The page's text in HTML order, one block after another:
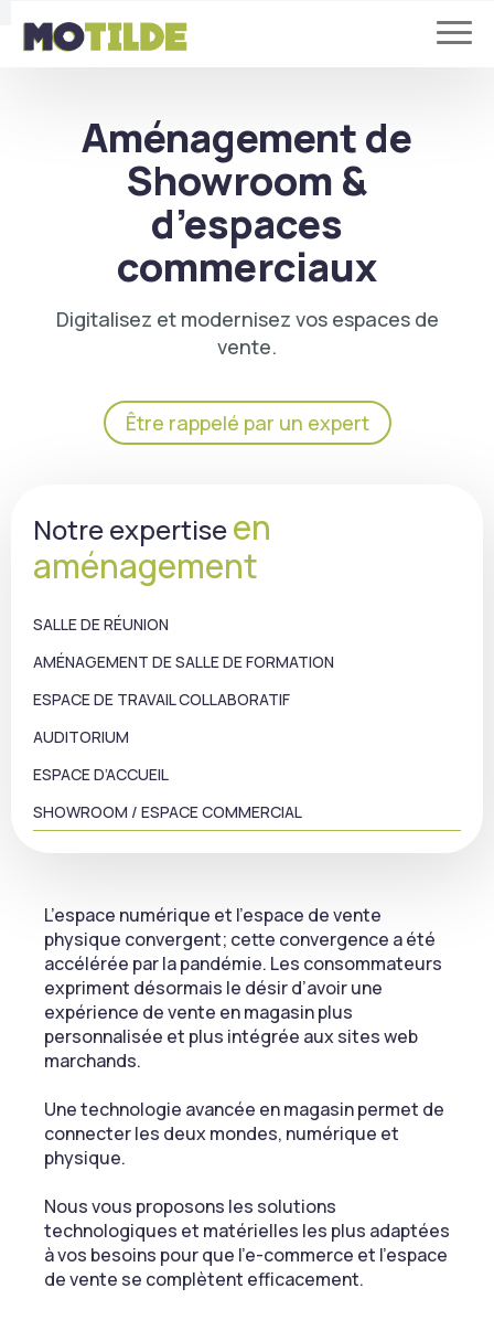
Aménagement de
Showroom &
d’espaces
commerciaux
Digitalisez et modernisez vos espaces de
vente.
Être rappelé par un expert
Notre expertiseen
aménagement
SALLE DE RÉUNION
AMÉNAGEMENT DE SALLE DE FORMATION
ESPACE DE TRAVAIL COLLABORATIF
AUDITORIUM
ESPACE D’ACCUEIL
SHOWROOM / ESPACE COMMERCIAL
L’espace numérique et l’espace de vente
physique convergent; cette convergence a été
accélérée par la pandémie. Les consommateurs
expriment désormais le désir d’avoir une
expérience de vente en magasin plus
personnalisée et plus intégrée aux sites web
marchands.
Une technologie avancée en magasin permet de
connecter les deux mondes, numérique et
physique.
Nous vous proposons les solutions
technologiques et matérielles les plus adaptées
à vos besoins pour que l’e-commerce et l’espace
de vente se complètent efficacement.